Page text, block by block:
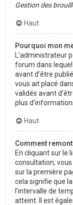
Gestion des
Haut
Pourquoi mon
L’administrateur
forum dans
avant d’être
vous ait placé
validés avant
plus
Haut
Comment
En cliquant sur le
consultation,
sur la première
cela signifie que
l’intervalle de
atteint. Il est